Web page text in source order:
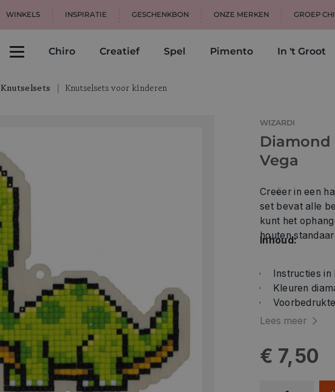
WINKELS INSPIRATIE GESCHENKBON ONZE MERKEN GROEP
Chiro Creatief Spel Pimento In 't Groot
Knutselsets Knutselsets voor kinderen
WIZARDI
Vega
Creëer in een
set bevat alle
kunt het
houten
Inhoud:
Instructies
Kleuren
Kunststof
Siliconen wax.
Lees meer
€ 7,50